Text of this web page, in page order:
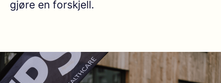
gjøre en forskjell.